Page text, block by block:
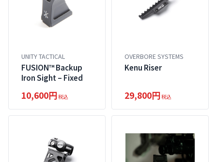
UNITY TACTICAL
FUSION™ Backup
Iron Sight – Fixed
10,600円税込
OVERBORE SYSTEMS
Kenu Riser
29,800円税込